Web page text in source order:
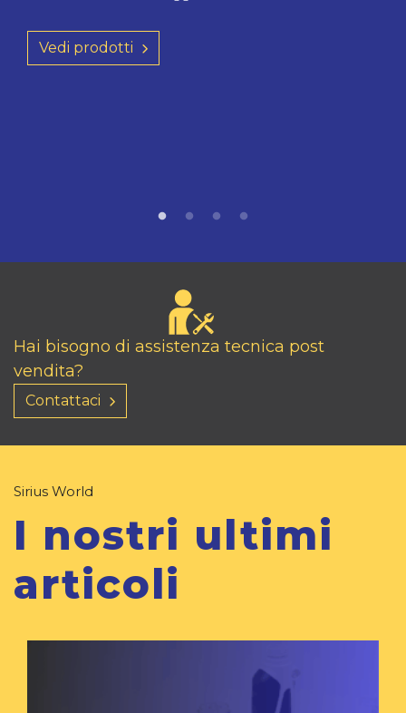
Vedi prodotti
Hai bisogno di assistenza tecnica post
vendita?
Contattaci
Sirius World
I nostri ultimi
articoli